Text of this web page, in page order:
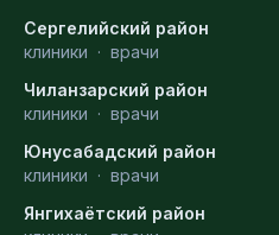
Сергелийский район
клиники · врачи
Чиланзарский район
клиники · врачи
Юнусабадский район
клиники · врачи
Янгихаётский район